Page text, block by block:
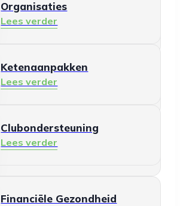
Gezonde leefomgeving
Lees verder
Ontmoeten en meedoen
Lees verder
Mantelzorg
Lees verder
Financiële Gezondheid
Organisaties
Lees verder
Ketenaanpakken
Lees verder
Clubondersteuning
Lees verder